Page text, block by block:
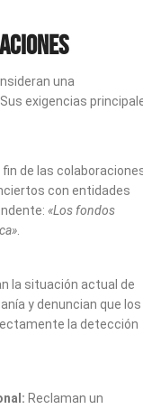
una
Sus exigencias
fin de las
con entidades
«Los fondos
la situación actual de
y denuncian que los
la detección
Reclaman un